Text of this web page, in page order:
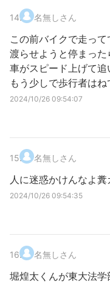
14. 名無しさん
この前バイクで走っ
渡らせようと停まっ
車がスピード上げて
もう少しで歩行者は
2024/10/26 09:54:07
15. 名無しさん
人に迷惑かけんなよ
2024/10/26 09:54:35
16. 名無しさん
堀煌太くんが東大法